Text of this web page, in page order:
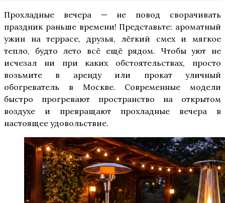
Прохладные вечера — не повод сворачивать
праздник раньше времени! Представьте: ароматный
ужин на террасе, друзья, лёгкий смех и мягкое
тепло, будто лето всё ещё рядом. Чтобы уют не
исчезал ни при каких обстоятельствах, просто
возьмите в аренду или прокат уличный
обогреватель в Москве. Современные модели
быстро прогревают пространство на открытом
воздухе и превращают прохладные вечера в
настоящее удовольствие.